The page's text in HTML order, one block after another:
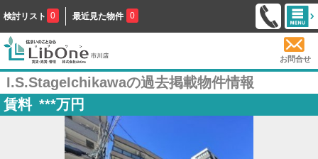
検討リスト 0 最近見た物件 0
お問合せ
I.S.StageIchikawaの過去掲載物件情報
賃料 ***万円